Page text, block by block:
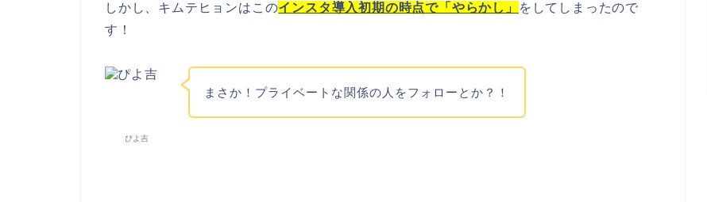
しかし、キムテヒョンはこのインスタ導入初期の時点で「やらかし」
をしてしまったので
す！
ぴよ吉
まさか！プライベートな関係の人をフォローとか？！